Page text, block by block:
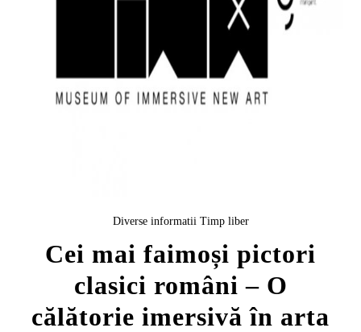
Diverse informatii Timp liber
Cei mai faimoși pictori
clasici români – O
călătorie imersivă în arta